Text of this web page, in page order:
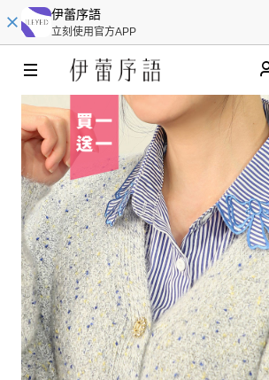
伊蕾序語
立刻使用官方APP